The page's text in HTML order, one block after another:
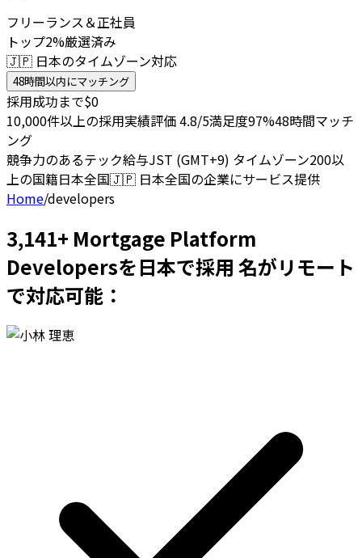
フリーランス＆正社員
トップ2%厳選済み
🇯🇵 日本のタイムゾーン対応
48時間以内にマッチング
採用成功まで$0
10,000件以上の採用実績評価 4.8/5満足度97%48時間マッチ
ング
競争力のあるテック給与JST (GMT+9) タイムゾーン200以
上の国籍日本全国🇯🇵 日本全国の企業にサービス提供
Home/developers
3,141+ Mortgage Platform
Developersを日本で採用 名がリモート
で対応可能：